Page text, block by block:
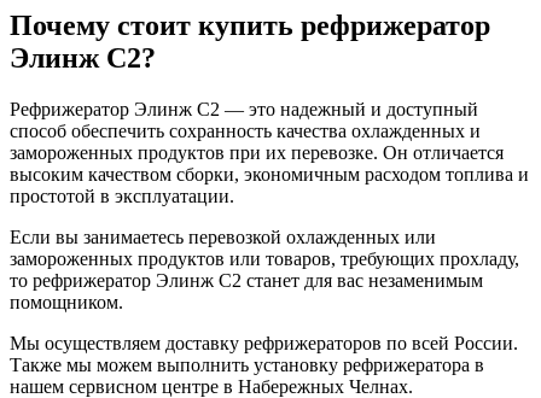
Почему стоит купить рефрижератор
Элинж С2?
Рефрижератор Элинж С2 — это надежный и доступный
способ обеспечить сохранность качества охлажденных и
замороженных продуктов при их перевозке. Он отличается
высоким качеством сборки, экономичным расходом топлива и
простотой в эксплуатации.
Если вы занимаетесь перевозкой охлажденных или
замороженных продуктов или товаров, требующих прохладу,
то рефрижератор Элинж С2 станет для вас незаменимым
помощником.
Мы осуществляем доставку рефрижераторов по всей России.
Также мы можем выполнить установку рефрижератора в
нашем сервисном центре в Набережных Челнах.